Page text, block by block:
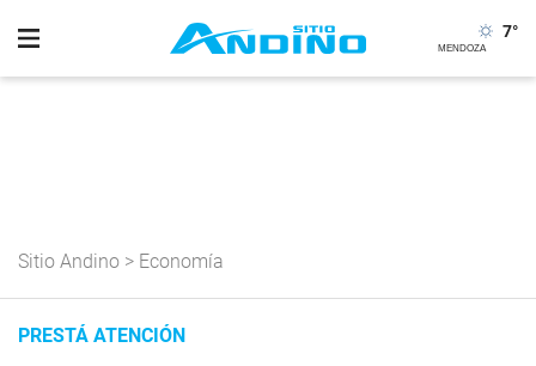
7°
Sitio Andino > Economía
PRESTÁ ATENCIÓN